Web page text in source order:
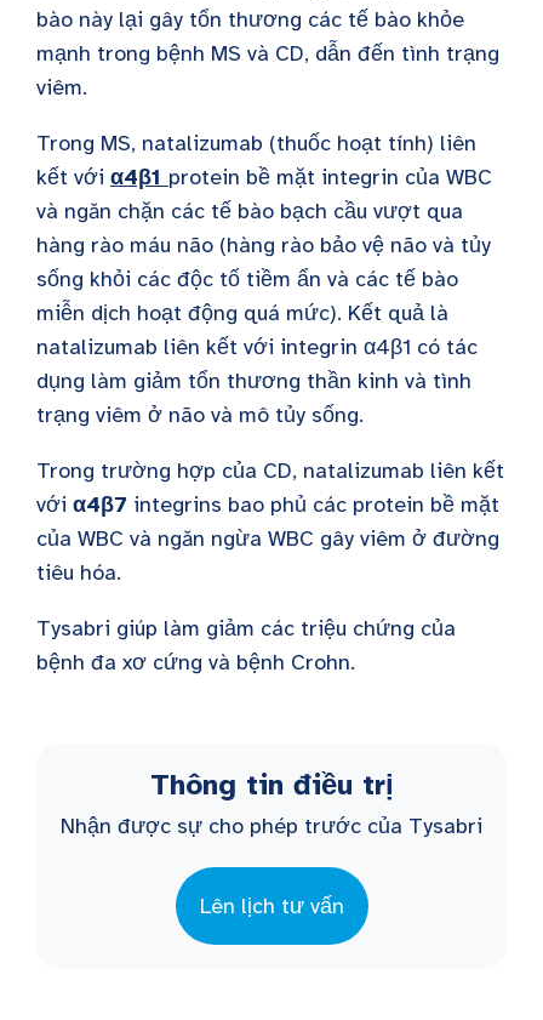
bào này lại gây tổn thương các tế bào khỏe
mạnh trong bệnh MS và CD, dẫn đến tình trạng
viêm.
Trong MS, natalizumab (thuốc hoạt tính) liên
kết với α4β1 protein bề mặt integrin của WBC
và ngăn chặn các tế bào bạch cầu vượt qua
hàng rào máu não (hàng rào bảo vệ não và tủy
sống khỏi các độc tố tiềm ẩn và các tế bào
miễn dịch hoạt động quá mức). Kết quả là
natalizumab liên kết với integrin α4β1 có tác
dụng làm giảm tổn thương thần kinh và tình
trạng viêm ở não và mô tủy sống.
Trong trường hợp của CD, natalizumab liên kết
với α4β7 integrins bao phủ các protein bề mặt
của WBC và ngăn ngừa WBC gây viêm ở đường
tiêu hóa.
Tysabri giúp làm giảm các triệu chứng của
bệnh đa xơ cứng và bệnh Crohn.
Thông tin điều trị
Nhận được sự cho phép trước của Tysabri
Lên lịch tư vấn